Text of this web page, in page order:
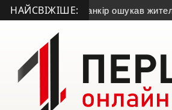
НАЙСВІЖІШЕ:
• Псевдобанкір ошукав жительку